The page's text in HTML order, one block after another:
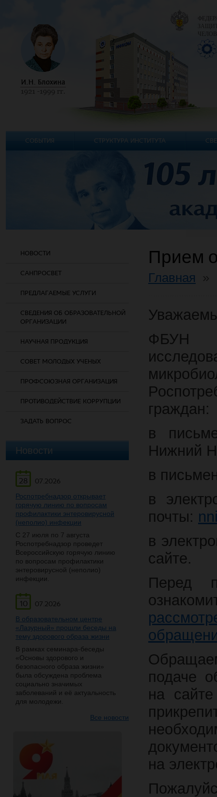
НОВОСТИ
САНПРОСВЕТ
ПРЕДЛАГАЕМЫЕ УСЛУГИ
СВЕДЕНИЯ ОБ ОБРАЗОВАТЕЛЬНОЙ
ОРГАНИЗАЦИИ
НАУЧНАЯ ПРОДУКЦИЯ
СОВЕТ МОЛОДЫХ УЧЕНЫХ
ПРОФСОЮЗНАЯ ОРГАНИЗАЦИЯ
ПРОТИВОДЕЙСТВИЕ КОРРУПЦИИ
ЗАДАТЬ ВОПРОС
Новости
28
07.2026
Роспотребнадзор открывает
горячую линию по вопросам
профилактики энтеровирусной
(неполио) инфекции
С 27 июля по 7 августа
Роспотребнадзор проведет
Всероссийскую горячую линию
по вопросам профилактики
энтеровирусной (неполио)
инфекции.
10
07.2026
В образовательном центре
«Лазурный» прошли беседы на
тему здорового образа жизни
В рамках семинара-беседы
«Основы здорового и
безопасного образа жизни»
была обсуждена проблема
социально значимых
заболеваний и её актуальность
для молодежи.
Все новости
Прием
Главная
ФБУН
граждан:
в
Нижний
в
в
почты:
в
сайте.
Перед
подаче
на сайте
на
СОБЫТИЯ СТРУКТУРА ИНСТИТУТА